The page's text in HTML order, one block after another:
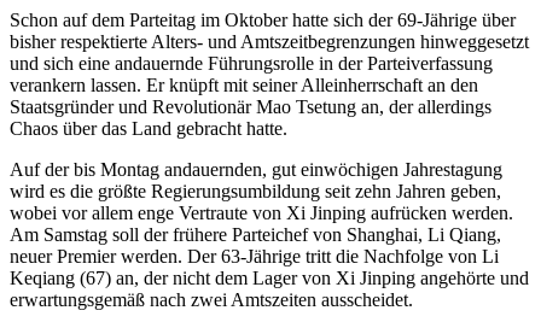
Schon auf dem Parteitag im Oktober hatte sich der 69-Jährige über
bisher respektierte Alters- und Amtszeitbegrenzungen hinweggesetzt
und sich eine andauernde Führungsrolle in der Parteiverfassung
verankern lassen. Er knüpft mit seiner Alleinherrschaft an den
Staatsgründer und Revolutionär Mao Tsetung an, der allerdings
Chaos über das Land gebracht hatte.
Auf der bis Montag andauernden, gut einwöchigen Jahrestagung
wird es die größte Regierungsumbildung seit zehn Jahren geben,
wobei vor allem enge Vertraute von Xi Jinping aufrücken werden.
Am Samstag soll der frühere Parteichef von Shanghai, Li Qiang,
neuer Premier werden. Der 63-Jährige tritt die Nachfolge von Li
Keqiang (67) an, der nicht dem Lager von Xi Jinping angehörte und
erwartungsgemäß nach zwei Amtszeiten ausscheidet.